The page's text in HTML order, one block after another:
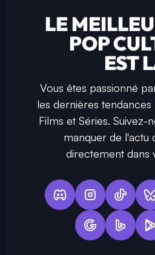
LE
POP
EST
Vous êtes passionné
les dernières tendances
Films et Séries. Suivez-
manquer de l'actu
directement dans